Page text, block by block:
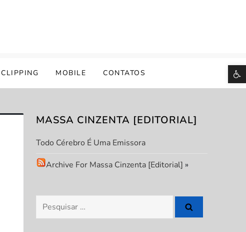
CLIPPING MOBILE CONTATOS
MASSA CINZENTA [EDITORIAL]
Todo Cérebro É Uma Emissora
Archive For Massa Cinzenta [Editorial] »
Pesquisar
por: